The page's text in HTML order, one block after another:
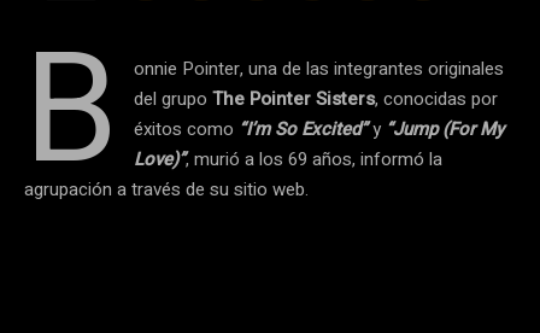
B
onnie Pointer, una de las integrantes originales
del grupo The Pointer Sisters, conocidas por
éxitos como “I’m So Excited”y “Jump (For My
Love)”, murió a los 69 años, informó la
agrupación a través de su sitio web.